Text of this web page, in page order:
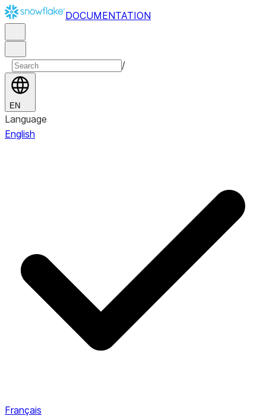
DOCUMENTATION
/
EN
Language
English
Français